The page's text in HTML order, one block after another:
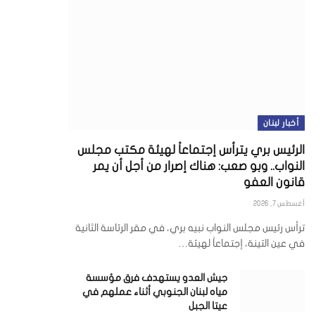
أخبار لبنان
الرئيس بري يترأس إجتماعاً لهيئة مكتب مجلس
النواب.. وبو صعب: هناك إصرار من أجل أن يمر
قانون العفو
أغسطس 7, 2026
ترأس رئيس مجلس النواب نبيه بري، في مقر الرئاسة الثانية
في عين التينة، إجتماعاً لهيئة…
جيش العدو يستهدف فرق مؤسسة
مياه لبنان الجنوبي أثناء عملهم في
عيتا الجبل